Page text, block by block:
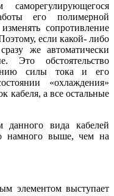
его полимерной
сопротивление
если какой- либо
же автоматически
Это обстоятельство
силы тока и его
«охлаждения»
кабеля, а все остальные
данного вида кабелей
намного выше, чем на
элементом выступает